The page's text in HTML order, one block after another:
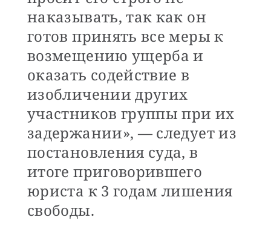
наказывать, так как он
готов принять все меры к
возмещению ущерба и
оказать содействие в
изобличении других
участников группы при их
задержании», — следует из
постановления суда, в
итоге приговорившего
юриста к 3 годам лишения
свободы.